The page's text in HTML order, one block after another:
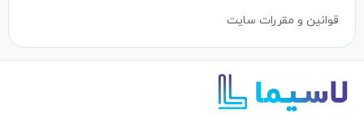
قوانین و مقررات سایت